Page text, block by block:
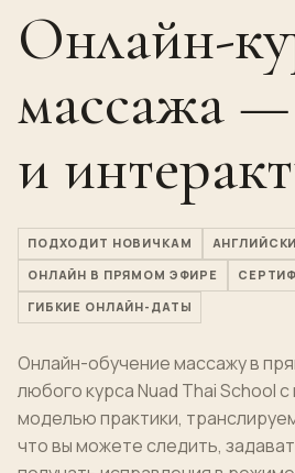
Онлайн-
массажа
и
ПОДХОДИТ НОВИЧКАМ
ОНЛАЙН В ПРЯМОМ ЭФИРЕ
ГИБКИЕ ОНЛАЙН-ДАТЫ
Онлайн-обучение массажу в
любого курса Nuad Thai School
моделью практики,
что вы можете следить,